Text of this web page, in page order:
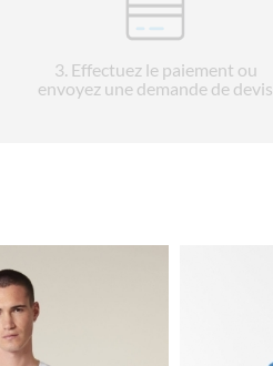
3 . Effectuez le paiement ou
envoyez une demande de devis